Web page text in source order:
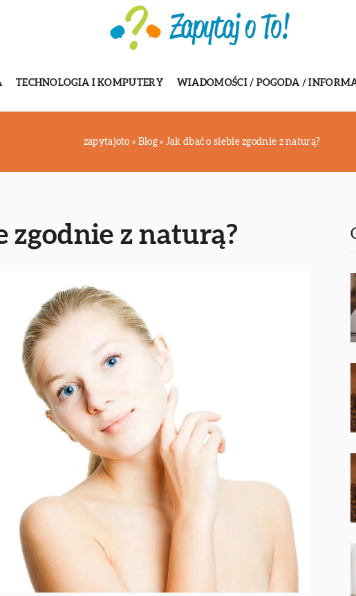
TECHNOLOGIA I KOMPUTERY WIADOMOŚCI / POGODA /
zapytajoto » Blog» Jak dbać o siebie zgodnie z naturą?
zgodnie z naturą?